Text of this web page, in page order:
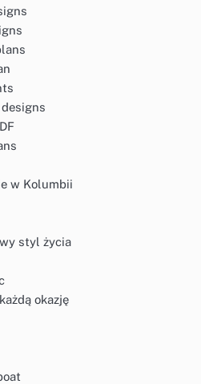
w Kolumbii
styl życia
okazję